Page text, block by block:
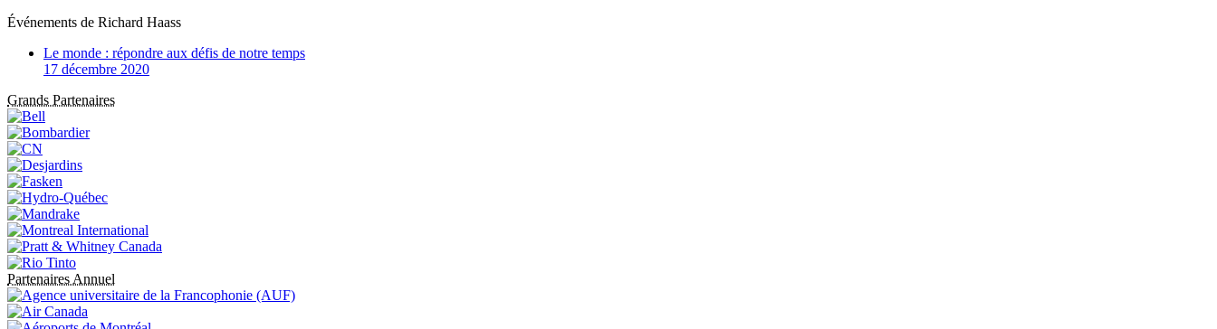
Événements de Richard Haass
Le monde : répondre aux défis de notre temps
17 décembre 2020
Grands Partenaires
Partenaires Annuel